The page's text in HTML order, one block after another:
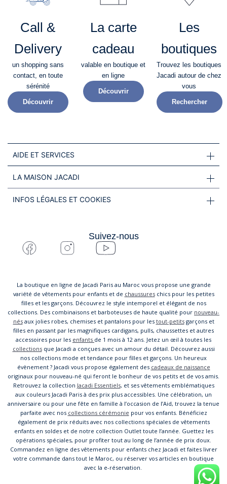
Call &
Delivery
un shopping sans
contact, en toute
sérénité​
Découvrir
La carte
cadeau
valable en boutique et
en ligne
Découvrir
Les
boutiques
Trouvez les boutiques
Jacadi autour de chez
vous
Rechercher
AIDE ET SERVICES
LA MAISON JACADI
INFOS LÉGALES ET COOKIES
Suivez-nous
La boutique en ligne de Jacadi Paris au Maroc vous propose une grande
variété de vêtements pour enfants et de chaussureschics pour les petites
filles et les garçons. Découvrez le style intemporel et élégant de nos
collections. Des combinaisons et barboteuses de haute qualité pour nouveau-
nésaux jolies robes, chemises et pantalons pour les tout-petitsgarçons et
filles en passant par les magnifiques cardigans, pulls, chaussettes et autres
accessoires pour les enfants de 1 mois à 12 ans. Jetez un œil à toutes les
collectionsque Jacadi a conçues avec un amour du détail. Découvrez aussi
nos collections mode et tendance pour filles et garçons. Un heureux
évènement ? Jacadi vous propose également des cadeaux de naissance
originaux pour nouveau-né qui feront le bonheur de vos petits et de vos amis.
Retrouvez la collection Jacadi Essentiels, et ses vêtements emblématiques
aux couleurs Jacadi Paris à des prix plus accessibles. Une célébration, un
anniversaire ou pour une fête en famille à l’occasion de l’Aid, trouvez la tenue
parfaite avec nos collections cérémonie pour vos enfants. Bénéficiez
également de prix réduits avec nos collections spéciales de vêtements
enfants en soldes et de notre collection Outlet toute l’année. Guettez les
opérations spéciales, pour profiter tout au long de l’année de prix doux.
Commandez en ligne des vêtements pour enfants chez Jacadi et faites livrer
votre commande dans tout le Maroc, ou réserver vos articles en boutique
avec la e-réservation.